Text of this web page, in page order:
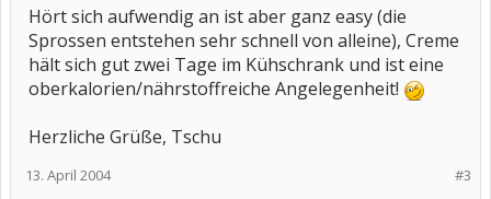
Hört sich aufwendig an ist aber ganz easy (die
Sprossen entstehen sehr schnell von alleine), Creme
hält sich gut zwei Tage im Kühschrank und ist eine
oberkalorien/nährstoffreiche Angelegenheit!
Herzliche Grüße, Tschu
#3
13. April 2004